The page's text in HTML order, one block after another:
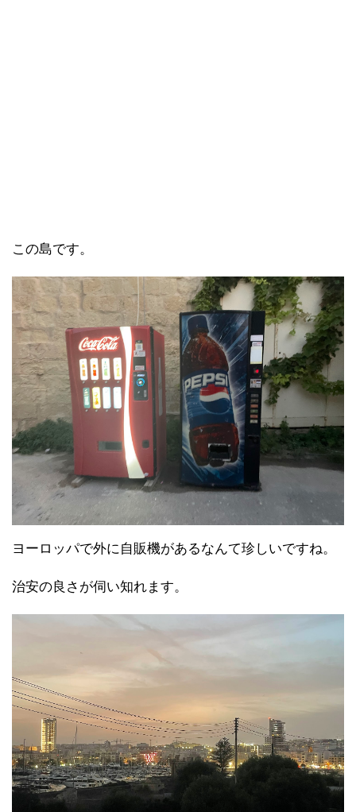
この島です。
ヨーロッパで外に自販機があるなんて珍しいですね。
治安の良さが伺い知れます。